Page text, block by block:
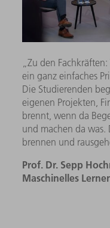
„Zu den
ein ganz einfaches
Die Studierenden
eigenen Projekten,
brennt, wenn da
und machen da was.
brennen und
Prof. Dr. Sepp
Maschinelles